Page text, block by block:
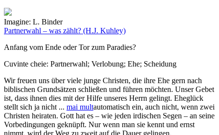
Imagine: L. Binder
Partnerwahl – was zählt? (H.J. Kuhley)
Anfang vom Ende oder Tor zum Paradies?
Cuvinte cheie: Partnerwahl; Verlobung; Ehe; Scheidung
Wir freuen uns über viele junge Christen, die ihre Ehe gern nach
biblischen Grundsätzen schließen und führen möchten. Unser Gebet
ist, dass ihnen dies mit der Hilfe unseres Herrn gelingt. Eheglück
stellt sich ja nicht ... mai multautomatisch ein, auch nicht, wenn zwei
Christen heiraten. Gott hat es – wie jeden irdischen Segen – an seine
Vorbedingungen geknüpft. Nur wenn man sie kennt und ernst
nimmt, wird der Weg zu zweit auf die Dauer gelingen.